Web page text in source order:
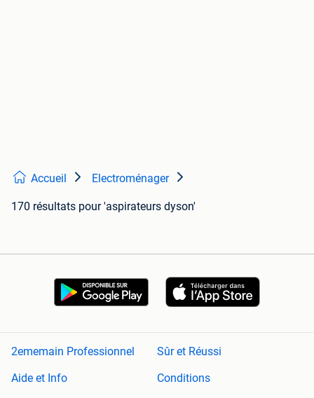
Accueil Electroménager
170 résultats pour 'aspirateurs dyson'
2ememain Professionnel
Sûr et Réussi
Aide et Info
Conditions